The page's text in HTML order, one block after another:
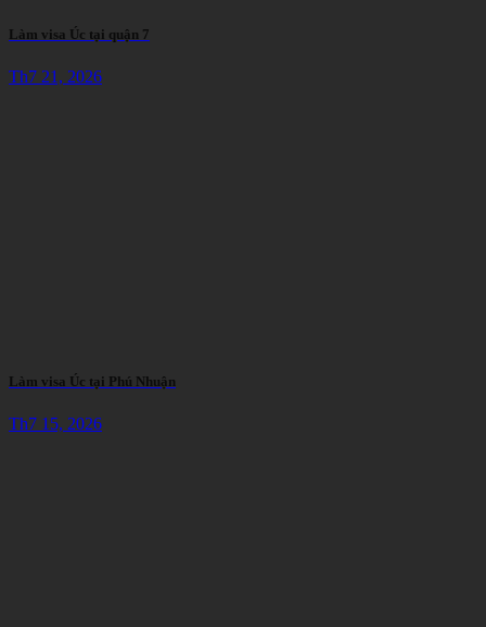
Làm visa Úc tại quận 7
Th7 21, 2026
Làm visa Úc tại Phú Nhuận
Th7 15, 2026